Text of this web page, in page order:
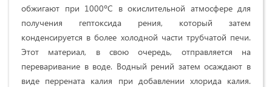
обжигают при 1000ºC в окислительной атмосфере для
получения гептоксида рения, который затем
конденсируется в более холодной части трубчатой печи.
Этот материал, в свою очередь, отправляется на
переваривание в воде. Водный рений затем осаждают в
виде перрената калия при добавлении хлорида калия.